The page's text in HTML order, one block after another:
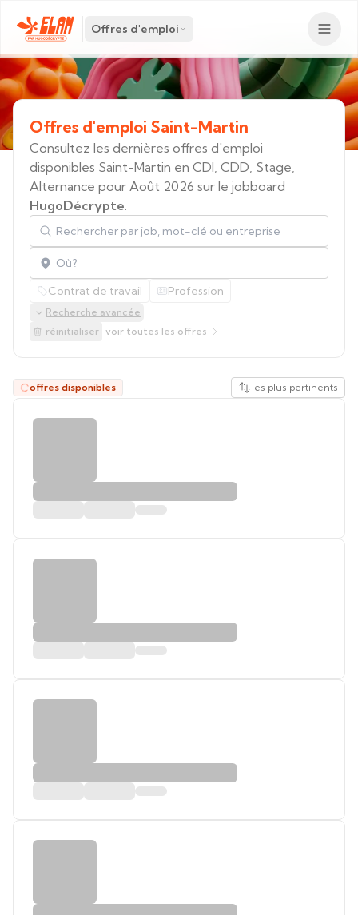
Offres d'emploi
Offres d'emploi Saint-Martin
Consultez les dernières offres d'emploi
disponibles Saint-Martin en CDI, CDD, Stage,
Alternance pour Août 2026 sur le jobboard
HugoDécrypte.
Rechercher par job, mot-clé ou entreprise
Localisation
Contrat de travail Profession
Recherche avancée
réinitialiser voir toutes les offres
offres disponibles les plus pertinents